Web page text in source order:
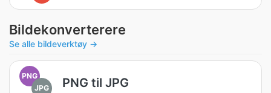
Bildekonverterere
Se alle bildeverktøy →
PNG
JPG
PNG til JPG